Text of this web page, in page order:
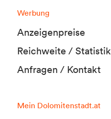
Werbung
Anzeigenpreise
Reichweite / Statistik
Anfragen / Kontakt
Mein Dolomitenstadt.at